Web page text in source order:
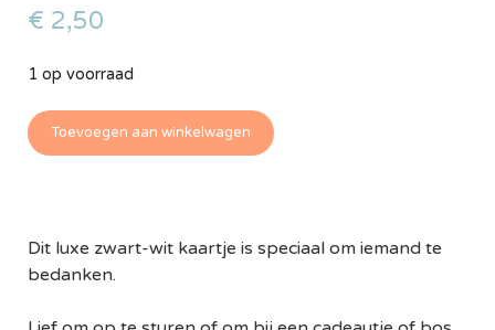
€ 2,50
1 op voorraad
Toevoegen aan winkelwagen
Dit luxe zwart-wit kaartje is speciaal om iemand te
bedanken.